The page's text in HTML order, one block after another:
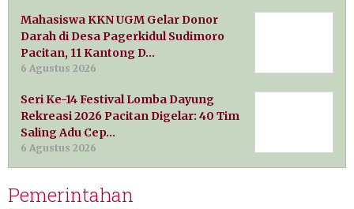
Mahasiswa KKN UGM Gelar Donor
Darah di Desa Pagerkidul Sudimoro
Pacitan, 11 Kantong D…
6 Agustus 2026
Seri Ke-14 Festival Lomba Dayung
Rekreasi 2026 Pacitan Digelar: 40 Tim
Saling Adu Cep…
6 Agustus 2026
Pemerintahan